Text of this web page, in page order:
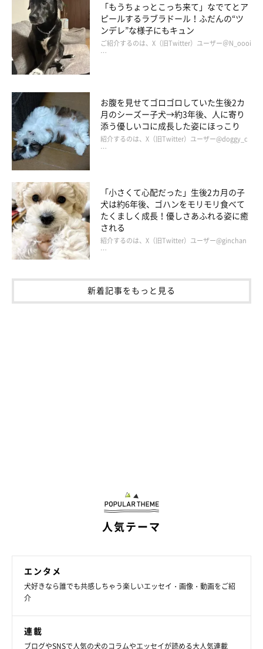
ここ柴のインスタグラム
柴犬のここが好き #ここ柴部
「もうちょっとこっち来て」なでてとア
ピールするラブラドール！ふだんの“ツ
ンデレ”な様子にもキュン
ご紹介するのは、X（旧Twitter）ユーザー＠N_oooi
…
お腹を見せてゴロゴロしていた生後2カ
月のシーズー子犬→約3年後、人に寄り
添う優しいコに成長した姿にほっこり
紹介するのは、X（旧Twitter）ユーザー@doggy_c
…
「小さくて心配だった」生後2カ月の子
犬は約6年後、ゴハンをモリモリ食べて
たくましく成長！優しさあふれる姿に癒
される
紹介するのは、X（旧Twitter）ユーザー@ginchan
…
新着記事をもっと見る
人気テーマ
エンタメ
犬好きなら誰でも共感しちゃう楽しいエッセイ・画像・動画をご紹
介
連載
ブログやSNSで人気の犬のコラムやエッセイが読める大人気連載